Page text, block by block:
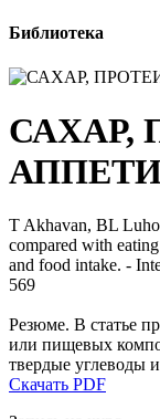
Библиотека
САХАР,
T Akhavan, BL
compared with
and food intake. -
569
Резюме. В статье
или пищевых
твердые углеводы
Скачать PDF